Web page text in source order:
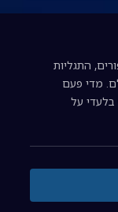
התגליות
מדי פעם
בלעדי על